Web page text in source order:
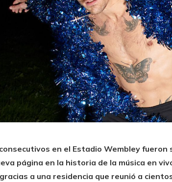
en el Estadio Wembley
página en la historia de la música en
a una residencia que reunió a